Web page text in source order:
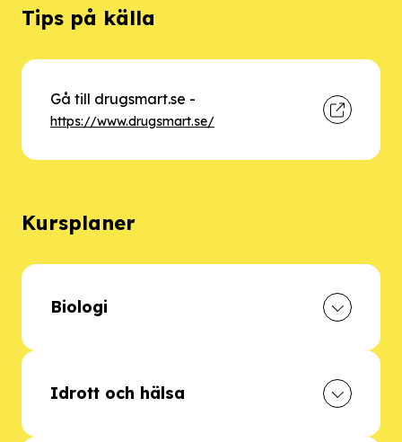
Tips på källa
Gå till drugsmart.se -
https://www.drugsmart.se/
Kursplaner
Biologi
Idrott och hälsa